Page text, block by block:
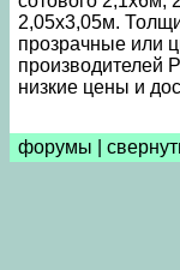
2,05х3,05м.
прозрачные или
производителей
низкие цены и
форумы